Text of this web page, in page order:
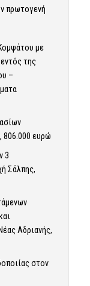
πρωτογενή
με
της
–
806.000 ευρώ
3
Σάλπης,
Αδριανής,
στον